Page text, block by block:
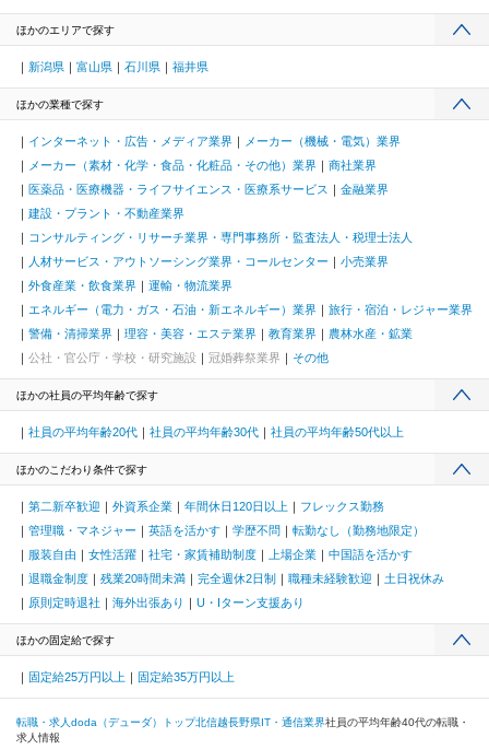
ほかのエリアで探す
新潟県 富山県 石川県 福井県
ほかの業種で探す
インターネット・広告・メディア業界
メーカー（機械・電気）業界
メーカー（素材・化学・食品・化粧品・その他）業界
商社業界
医薬品・医療機器・ライフサイエンス・医療系サービス
金融業界
建設・プラント・不動産業界
コンサルティング・リサーチ業界・専門事務所・監査法人・税理士法人
人材サービス・アウトソーシング業界・コールセンター
小売業界
外食産業・飲食業界
運輸・物流業界
エネルギー（電力・ガス・石油・新エネルギー）業界
旅行・宿泊・レジャー業界
警備・清掃業界
理容・美容・エステ業界 教育業界
農林水産・鉱業
公社・官公庁・学校・研究施設
冠婚葬祭業界 その他
ほかの社員の平均年齢で探す
社員の平均年齢20代 社員の平均年齢30代 社員の平均年齢50代以上
ほかのこだわり条件で探す
第二新卒歓迎 外資系企業 年間休日120日以上
フレックス勤務
管理職・マネジャー
英語を活かす 学歴不問
転勤なし（勤務地限定）
服装自由
女性活躍 社宅・家賃補助制度 上場企業
中国語を活かす
退職金制度
残業20時間未満 完全週休2日制 職種未経験歓迎
土日祝休み
原則定時退社
海外出張あり U・Iターン支援あり
ほかの固定給で探す
固定給25万円以上 固定給35万円以上
転職・求人doda（デューダ）トップ北信越長野県IT・通信業界社員の平均年齢40代の転職・
求人情報